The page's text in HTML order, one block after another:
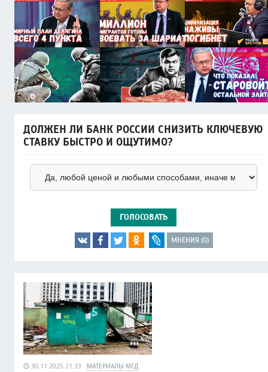
ДОЛЖЕН ЛИ БАНК РОССИИ СНИЗИТЬ КЛЮЧЕВУЮ
СТАВКУ БЫСТРО И ОЩУТИМО?
ГОЛОСОВАТЬ
МНЕНИЯ (0)
30.11.2025 21:33 МАТЕРИАЛЫ МГД